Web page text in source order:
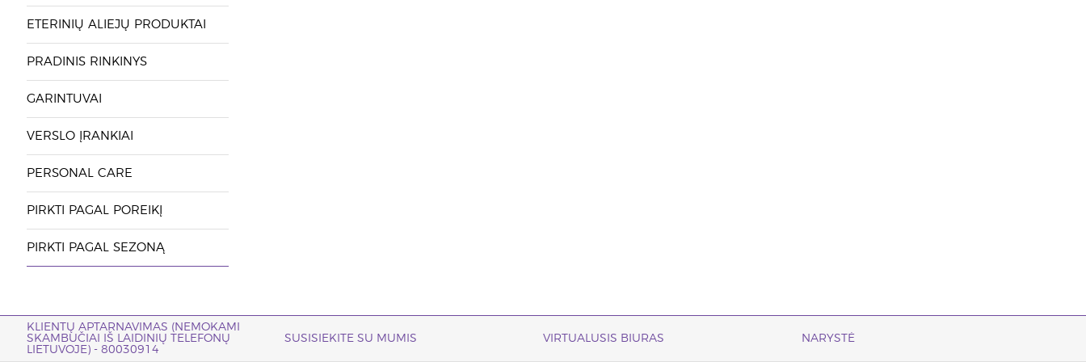
ETERINIŲ ALIEJŲ PRODUKTAI
PRADINIS RINKINYS
GARINTUVAI
VERSLO ĮRANKIAI
PERSONAL CARE
PIRKTI PAGAL POREIKĮ
PIRKTI PAGAL SEZONĄ
KLIENTŲ APTARNAVIMAS (NEMOKAMI
SKAMBUČIAI IŠ LAIDINIŲ TELEFONŲ
LIETUVOJE) - 80030914
SUSISIEKITE SU MUMIS VIRTUALUSIS BIURAS NARYSTĖ